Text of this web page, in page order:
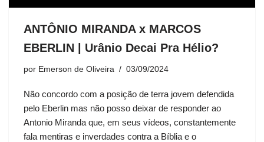
ANTÔNIO MIRANDA x MARCOS
EBERLIN | Urânio Decai Pra Hélio?
por Emerson de Oliveira 03/09/2024
Não concordo com a posição de terra jovem defendida
pelo Eberlin mas não posso deixar de responder ao
Antonio Miranda que, em seus vídeos, constantemente
fala mentiras e inverdades contra a Bíblia e o